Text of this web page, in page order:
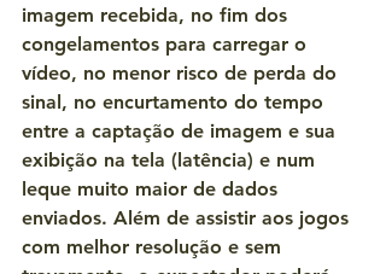
imagem recebida, no fim dos
congelamentos para carregar o
vídeo, no menor risco de perda do
sinal, no encurtamento do tempo
entre a captação de imagem e sua
exibição na tela (latência) e num
leque muito maior de dados
enviados. Além de assistir aos jogos
com melhor resolução e sem